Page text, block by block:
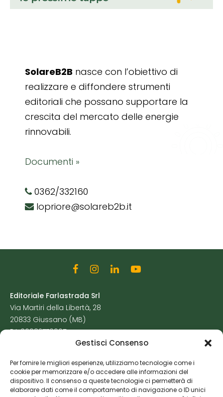
Gestisci Consenso
Per fornire le migliori esperienze, utilizziamo tecnologie come i
cookie per memorizzare e/o accedere alle informazioni del
dispositivo. Il consenso a queste tecnologie ci permetterà di
elaborare dati come il comportamento di navigazione o ID unici
SolareB2B nasce con l’obiettivo di
realizzare e diffondere strumenti
editoriali che possano supportare la
crescita del mercato delle energie
rinnovabili.
Documenti »
0362/332160
lopriore@solareb2b.it
Editoriale Farlastrada Srl
Via Martiri della Libertà, 28
20833 Giussano (MB)
P.I. 06982770965
Cookie Policy
Risorse Aggiuntive